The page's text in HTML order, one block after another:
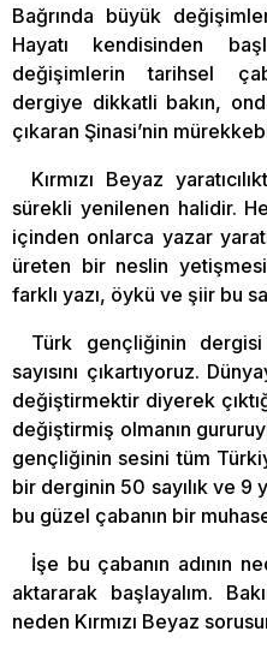
Bağrında büyük
Hayatı kendisinden
değişimlerin tarihsel
dergiye dikkatli bakın,
çıkaran Şinasi’nin
Kırmızı Beyaz
sürekli yenilenen halidir.
içinden onlarca yazar
üreten bir neslin
farklı yazı, öykü ve şiir bu
Türk gençliğinin dergisi
sayısını çıkartıyoruz.
değiştirmektir diyerek
değiştirmiş olmanın
gençliğinin sesini tüm
bir derginin 50 sayılık ve 9
bu güzel çabanın bir
İşe bu çabanın adının
aktararak başlayalım.
neden Kırmızı Beyaz